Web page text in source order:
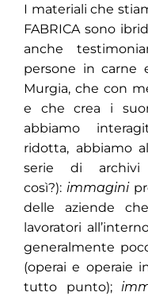
I materiali che
FABRICA sono
anche
persone in carne
Murgia, che con
e che crea i
abbiamo
ridotta, abbiamo
serie di archivi
così?): immagini
delle aziende
lavoratori
generalmente
(operai e operaie
tutto punto);